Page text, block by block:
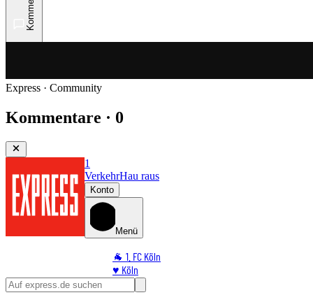
Express · Community
Kommentare · 0
1
VerkehrHau raus
Konto
Menü
🐐 1. FC Köln
♥️ Köln
⭐ Promi